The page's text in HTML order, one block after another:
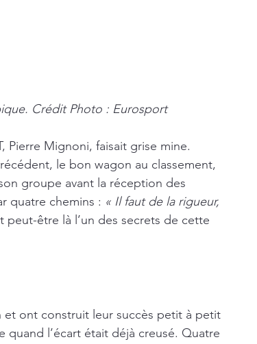
Crédit Photo : Eurosport
Pierre Mignoni, faisait grise mine.
le bon wagon au classement,
groupe avant la réception des
quatre chemins : « Il faut de la rigueur,
peut-être là l’un des secrets de cette
et ont construit leur succès petit à petit
quand l’écart était déjà creusé. Quatre